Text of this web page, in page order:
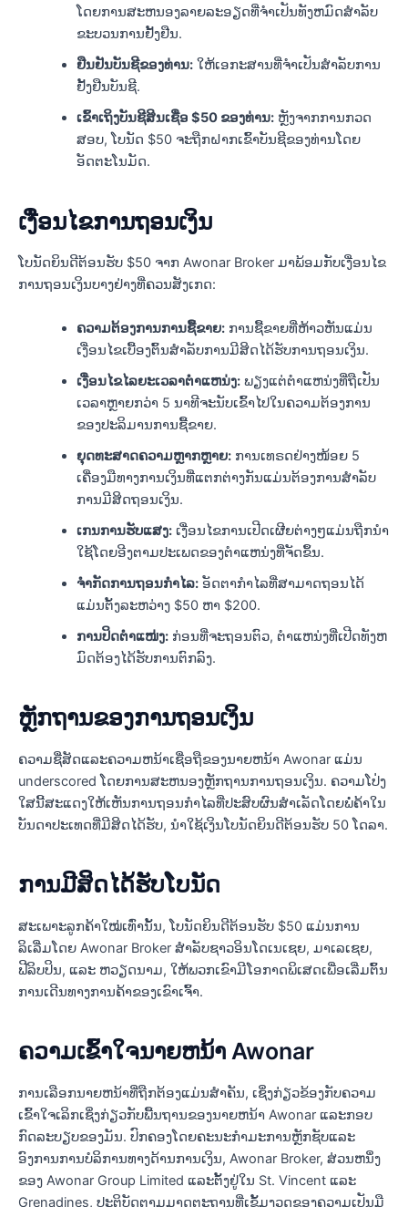
ໂດຍການສະຫນອງລາຍລະອຽດທີ່ຈໍາເປັນທັງຫມົດສໍາລັບ
ຂະບວນການຢັ້ງຢືນ.
ຢືນ​ຢັນ​ບັນ​ຊີ​ຂອງ​ທ່ານ:ໃຫ້ເອກະສານທີ່ຈໍາເປັນສໍາລັບການ
ຢັ້ງຢືນບັນຊີ.
ເຂົ້າເຖິງບັນຊີສິນເຊື່ອ $50 ຂອງທ່ານ:ຫຼັງຈາກການກວດ
ສອບ, ໂບນັດ $50 ຈະຖືກຝາກເຂົ້າບັນຊີຂອງທ່ານໂດຍ
ອັດຕະໂນມັດ.
ເງື່ອນໄຂການຖອນເງິນ
ໂບນັດຍິນດີຕ້ອນຮັບ $50 ຈາກ Awonar Broker ມາພ້ອມກັບເງື່ອນໄຂ
ການຖອນເງິນບາງຢ່າງທີ່ຄວນສັງເກດ:
ຄວາມຕ້ອງການການຊື້ຂາຍ:ການຊື້ຂາຍທີ່ຫ້າວຫັນແມ່ນ
ເງື່ອນໄຂເບື້ອງຕົ້ນສໍາລັບການມີສິດໄດ້ຮັບການຖອນເງິນ.
ເງື່ອນໄຂໄລຍະເວລາຕໍາແຫນ່ງ:ພຽງແຕ່ຕໍາແຫນ່ງທີ່ຖືເປັນ
ເວລາຫຼາຍກວ່າ 5 ນາທີຈະນັບເຂົ້າໄປໃນຄວາມຕ້ອງການ
ຂອງປະລິມານການຊື້ຂາຍ.
ຍຸດທະສາດຄວາມຫຼາກຫຼາຍ:ການເທຣດຢ່າງໜ້ອຍ 5
ເຄື່ອງມືທາງການເງິນທີ່ແຕກຕ່າງກັນແມ່ນຕ້ອງການສໍາລັບ
ການມີສິດຖອນເງິນ.
ເກນການຮັບແສງ:ເງື່ອນໄຂການເປີດເຜີຍຕ່າງໆແມ່ນຖືກນໍາ
ໃຊ້ໂດຍອີງຕາມປະເພດຂອງຕໍາແຫນ່ງທີ່ຈັດຂຶ້ນ.
ຈຳກັດການຖອນກຳໄລ:ອັດຕາກຳໄລທີ່ສາມາດຖອນໄດ້
ແມ່ນຕັ້ງລະຫວ່າງ $50 ຫາ $200.
ການປິດຕຳແໜ່ງ:ກ່ອນທີ່ຈະຖອນຕົວ, ຕໍາແຫນ່ງທີ່ເປີດທັງຫ
ມົດຕ້ອງໄດ້ຮັບການຕົກລົງ.
ຫຼັກຖານຂອງການຖອນເງິນ
ຄວາມຊື່ສັດແລະຄວາມຫນ້າເຊື່ອຖືຂອງນາຍຫນ້າ Awonar ແມ່ນ
underscored ໂດຍການສະຫນອງຫຼັກຖານການຖອນເງິນ. ຄວາມໂປ່ງ
ໃສນີ້ສະແດງໃຫ້ເຫັນການຖອນກໍາໄລທີ່ປະສົບຜົນສໍາເລັດໂດຍພໍ່ຄ້າໃນ
ບັນດາປະເທດທີ່ມີສິດໄດ້ຮັບ, ນໍາໃຊ້ເງິນໂບນັດຍິນດີຕ້ອນຮັບ 50 ໂດລາ.
ການມີສິດໄດ້ຮັບໂບນັດ
ສະເພາະລູກຄ້າໃໝ່ເທົ່ານັ້ນ, ໂບນັດຍິນດີຕ້ອນຮັບ $50 ແມ່ນການ
ລິເລີ່ມໂດຍ Awonar Broker ສໍາລັບຊາວອິນໂດເນເຊຍ, ມາເລເຊຍ,
ຟີລິບປິນ, ແລະ ຫວຽດນາມ, ໃຫ້ພວກເຂົາມີໂອກາດພິເສດເພື່ອເລີ່ມຕົ້ນ
ການເດີນທາງການຄ້າຂອງເຂົາເຈົ້າ.
ຄວາມເຂົ້າໃຈນາຍຫນ້າ Awonar
ການເລືອກນາຍຫນ້າທີ່ຖືກຕ້ອງແມ່ນສໍາຄັນ, ເຊິ່ງກ່ຽວຂ້ອງກັບຄວາມ
ເຂົ້າໃຈເລິກເຊິ່ງກ່ຽວກັບພື້ນຖານຂອງນາຍຫນ້າ Awonar ແລະກອບ
ກົດລະບຽບຂອງມັນ. ປົກຄອງໂດຍຄະນະກໍາມະການຫຼັກຊັບແລະ
ອົງການການບໍລິການທາງດ້ານການເງິນ, Awonar Broker, ສ່ວນຫນຶ່ງ
ຂອງ Awonar Group Limited ແລະຕັ້ງຢູ່ໃນ St. Vincent ແລະ
Grenadines, ປະຕິບັດຕາມມາດຕະຖານທີ່ເຂັ້ມງວດຂອງຄວາມເປັນມື